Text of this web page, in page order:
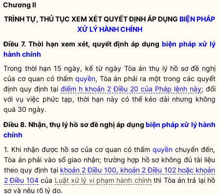
Chương II
TRÌNH TỰ, THỦ TỤC XEM XÉT QUYẾT ĐỊNH ÁP DỤNG BIỆN PHÁP
XỬ LÝ HÀNH CHÍNH
Điều 7. Thời hạn xem xét, quyết định áp dụngbiện pháp xử lý
hành chính
Trong thời hạn 15 ngày, kể từ ngày Tòa án thụ lý hồ sơ đề nghị
của cơ quan có thẩm quyền, Tòa án phải ra một trong các quyết
định quy định tại điểm h khoản 2 Điều 20 của Pháp lệnh này; đối
với vụ việc phức tạp, thời hạn này có thể kéo dài nhưng không
quá 30 ngày.
Điều 8. Nhận, thụ lý hồ sơ đề nghị áp dụng biện pháp xử lý hành
chính
1. Khi nhận được hồ sơ của cơ quan có thẩm quyền chuyển đến,
Tòa án phải vào sổ giao nhận; trường hợp hồ sơ không đủ tài liệu
theo quy định tại khoản 2 Điều 100, khoản 2 Điều 102 hoặc khoản
2 Điều 104của Luật xử lý vi phạm hành chínhthì Tòa án trả lại hồ
sơ và nêu rõ lý do.